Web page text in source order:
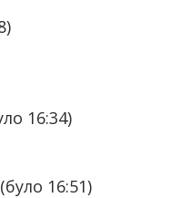
16:34)
16:51)